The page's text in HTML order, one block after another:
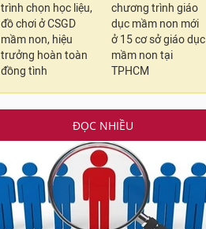
trình chọn học liệu,
đồ chơi ở CSGD
mầm non, hiệu
trưởng hoàn toàn
đồng tình
chương trình giáo
dục mầm non mới
ở 15 cơ sở giáo dục
mầm non tại
TPHCM
ĐỌC NHIỀU